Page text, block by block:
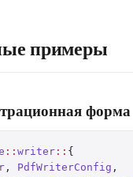
примеры
форма
:: writer :: {
, PdfWriterConfig ,